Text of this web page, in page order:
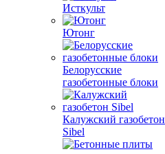
Исткульт
Ютонг
Белорусские
газобетонные блоки
Калужский газобетон
Sibel